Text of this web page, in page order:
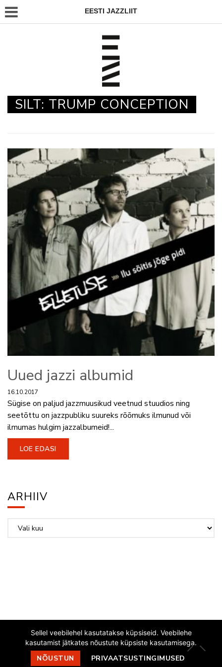
EESTI JAZZLIIT
SILT: TRUMP CONCEPTION
Uued jazzi albumid
16.10.2017
Sügise on paljud jazzmuusikud veetnud stuudios ning
seetõttu on jazzpubliku suureks rõõmuks ilmunud või
ilmumas hulgim jazzalbumeid!...
LOE EDASI
ARHIIV
EESTI JAZZLIIT
Sellel veebilehel kasutatakse küpsiseid. Veebilehe
kasutamist jätkates nõustute küpsiste kasutamisega.
NÕUSTUN PRIVAATSUSTINGIMUSED